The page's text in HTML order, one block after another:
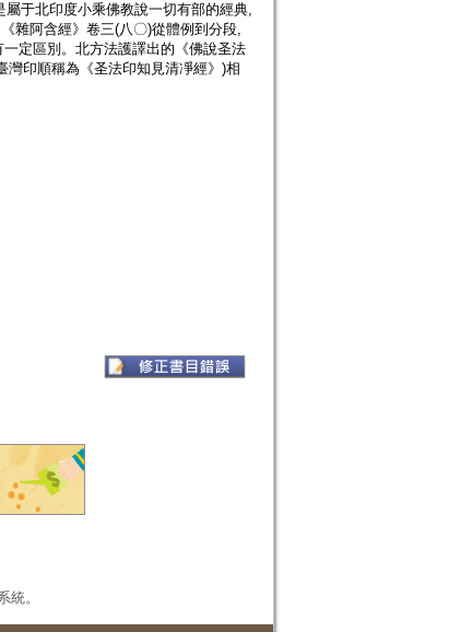
于北印度小乘佛教說一切有部的經典,
雜阿含經》卷三(八〇)從體例到分段,
定區別。北方法護譯出的《佛說圣法
印順稱為《圣法印知見清凈經》)相
統。